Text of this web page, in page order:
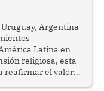
Argentina
Latina en
religiosa, esta
reafirmar el valor